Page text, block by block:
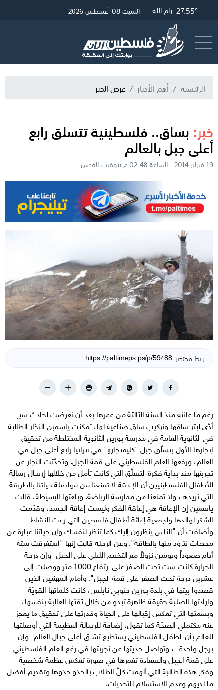
30.69° غزة 27.79° القدس 27.55° رام الله السبت 08 أغسطس 2026
الرئيسية أهم الأخبار عرض الخبر
خبر: بساق.. فلسطينية تتسلق رابع
أعلى جبل بالعالم
19 فبراير 2014 . الساعة 02:48 م بتوقيت القدس
رابط مختصر
رغم ما عانته منذ السنة الثالثة من عمرها بعد أن تعرضت لحادث سير
أدّى لبتر ساقها وتركيب ساق صناعية لها، تمكنت ياسمين النجّار الطالبة
في الثانوية العامة في مدرسة بورين الثانوية المختلطة من تحقيق
إنجازها الأول بتسلّق جبل "كليمنجارو" في تنزانيا رابع أعلى جبل في
العالم، ورفعها العلم الفلسطيني على قمة الجبل. وتحدّثت النجار عن
تجربتها منذ بداية فكرة التسلّق التي كانت تأمل من خلالها إرسال رسالة
للأطفال الفلسطينيين أن الإعاقة لا تمنعنا من مواصلة حياتنا بالطريقة
التي نريدها، ولا تمنعنا من ممارسة الرياضة. وبلغتها البسيطة، قالت
ياسمين إن الإعاقة هي إعاقة الفكر وليست إعاقة الجسد، وقدّمت
الشكر لوالدها ولجمعية إغاثة أطفال فلسطين التي رعت النشاط.
وأضافت أن "الناس ينظرون إليك كما تنظر لنفسك وإن حياتنا عبارة عن
محطات نتزود منها بالطاقة". وعن الرحلة قالت إنها "استغرقت ستة
أيام صعوداً ويومين نزولاً مع التخييم الليلي على الجبل، وإن درجة
الحرارة كانت ست تحت الصفر على ارتفاع 1000 متر ووصلت إلى
عشرين درجة تحت الصفر على قمة الجبل". وأمام المهنئين الذين
قصدوا بيتها في بلدة بورين جنوبي نابلس، كانت كلماتها القويّة
وإرادتها الصلبة حقيقة ظاهرة تبدو من خلال ثقتها العالية بنفسها،
وبسمتها التي تعكس إقبالها على الحياة وقدرتها على تحقيق ما يعجز
عنه مكتملي الصحّة كما تقول، إضافة للرسالة العظيمة التي أوصلتها
للعالم بأن الطفل الفلسطيني يستطيع تسّلق أعلى جبال العالم -وإن
برجل واحدة -، وتواصل حديثها عن تجربتها في رفع العلم الفلسطيني
على قمة الجبل والسعادة تغمرها في صورة تعكس عظمة شخصية
وفكر هذه الطالبة التي ألهمت كلّ الطلاب بالحذو حذوها وتقديم أفضل
ما لديهم وعدم الاستسلام للتحديات.